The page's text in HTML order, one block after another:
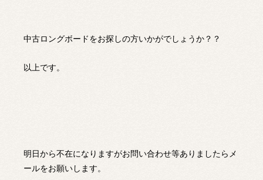
中古ロングボードをお探しの方いかがでしょうか？？
以上です。
明日から不在になりますがお問い合わせ等ありましたらメ
ールをお願いします。